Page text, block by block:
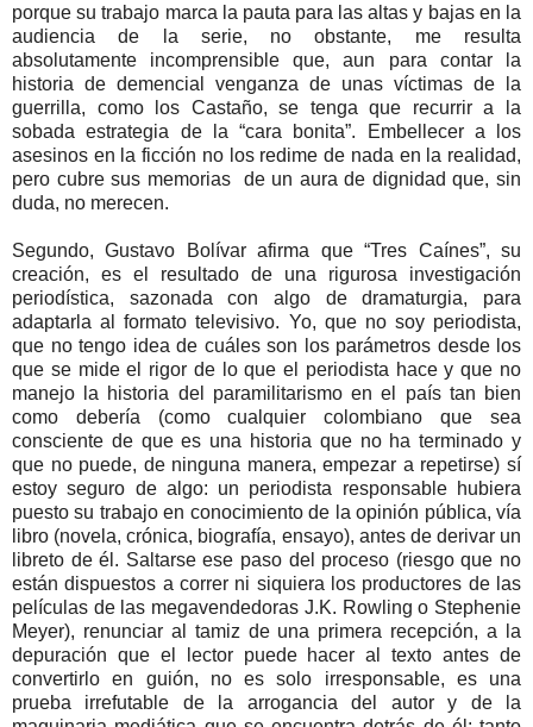
porque su trabajo marca la pauta para las altas y bajas en la
audiencia de la serie, no obstante, me resulta
absolutamente incomprensible que, aun para contar la
historia de demencial venganza de unas víctimas de la
guerrilla, como los Castaño, se tenga que recurrir a la
sobada estrategia de la “cara bonita”. Embellecer a los
asesinos en la ficción no los redime de nada en la realidad,
pero cubre sus memorias de un aura de dignidad que, sin
duda, no merecen.
Segundo, Gustavo Bolívar afirma que “Tres Caínes”, su
creación, es el resultado de una rigurosa investigación
periodística, sazonada con algo de dramaturgia, para
adaptarla al formato televisivo. Yo, que no soy periodista,
que no tengo idea de cuáles son los parámetros desde los
que se mide el rigor de lo que el periodista hace y que no
manejo la historia del paramilitarismo en el país tan bien
como debería (como cualquier colombiano que sea
consciente de que es una historia que no ha terminado y
que no puede, de ninguna manera, empezar a repetirse) sí
estoy seguro de algo: un periodista responsable hubiera
puesto su trabajo en conocimiento de la opinión pública, vía
libro (novela, crónica, biografía, ensayo), antes de derivar un
libreto de él. Saltarse ese paso del proceso (riesgo que no
están dispuestos a correr ni siquiera los productores de las
películas de las megavendedoras J.K. Rowling o Stephenie
Meyer), renunciar al tamiz de una primera recepción, a la
depuración que el lector puede hacer al texto antes de
convertirlo en guión, no es solo irresponsable, es una
prueba irrefutable de la arrogancia del autor y de la